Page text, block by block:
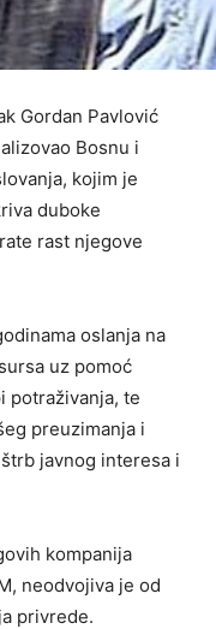
Gordan Pavlović
Bosnu i
kojim je
duboke
rast njegove
oslanja na
uz pomoć
potraživanja, te
preuzimanja i
javnog interesa i
kompanija
neodvojiva je od
privrede.